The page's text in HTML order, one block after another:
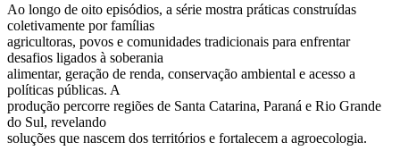
Ao longo de oito episódios, a série mostra práticas construídas
coletivamente por famílias
agricultoras, povos e comunidades tradicionais para enfrentar
desafios ligados à soberania
alimentar, geração de renda, conservação ambiental e acesso a
políticas públicas. A
produção percorre regiões de Santa Catarina, Paraná e Rio Grande
do Sul, revelando
soluções que nascem dos territórios e fortalecem a agroecologia.